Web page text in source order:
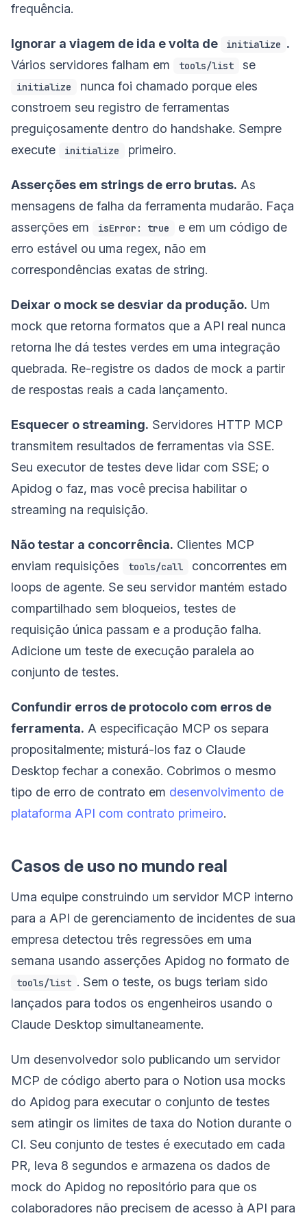
frequência.
Ignorar a viagem de ida e volta de initialize .
Vários servidores falham em
tools/list se
initialize
nunca foi chamado porque eles
constroem seu registro de ferramentas
preguiçosamente dentro do handshake. Sempre
execute
initialize primeiro.
Asserções em strings de erro brutas. As
mensagens de falha da ferramenta mudarão. Faça
asserções em
isError: true
e em um código de
erro estável ou uma regex, não em
correspondências exatas de string.
Deixar o mock se desviar da produção. Um
mock que retorna formatos que a API real nunca
retorna lhe dá testes verdes em uma integração
quebrada. Re-registre os dados de mock a partir
de respostas reais a cada lançamento.
Esquecer o streaming. Servidores HTTP MCP
transmitem resultados de ferramentas via SSE.
Seu executor de testes deve lidar com SSE; o
Apidog o faz, mas você precisa habilitar o
streaming na requisição.
Não testar a concorrência. Clientes MCP
enviam requisições
tools/call
concorrentes em
loops de agente. Se seu servidor mantém estado
compartilhado sem bloqueios, testes de
requisição única passam e a produção falha.
Adicione um teste de execução paralela ao
conjunto de testes.
Confundir erros de protocolo com erros de
ferramenta. A especificação MCP os separa
propositalmente; misturá-los faz o Claude
Desktop fechar a conexão. Cobrimos o mesmo
tipo de erro de contrato em desenvolvimento de
plataforma API com contrato primeiro.
Casos de uso no mundo real
Uma equipe construindo um servidor MCP interno
para a API de gerenciamento de incidentes de sua
empresa detectou três regressões em uma
semana usando asserções Apidog no formato de
tools/list . Sem o teste, os bugs teriam sido
lançados para todos os engenheiros usando o
Claude Desktop simultaneamente.
Um desenvolvedor solo publicando um servidor
MCP de código aberto para o Notion usa mocks
do Apidog para executar o conjunto de testes
sem atingir os limites de taxa do Notion durante o
CI. Seu conjunto de testes é executado em cada
PR, leva 8 segundos e armazena os dados de
mock do Apidog no repositório para que os
colaboradores não precisem de acesso à API para